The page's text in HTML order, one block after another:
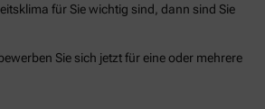
für Sie wichtig sind, dann sind Sie
Sie sich jetzt für eine oder mehrere